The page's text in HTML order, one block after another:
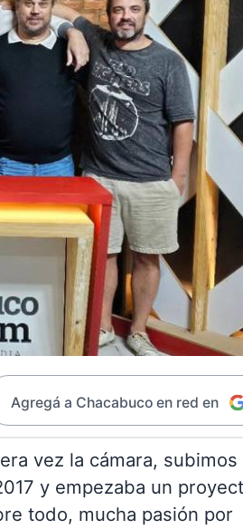
Agregá a Chacabuco en red en
vez la cámara, subimos
y empezaba un
todo, mucha pasión por